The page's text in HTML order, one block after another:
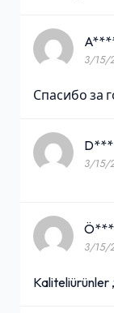
3/15/
Спасибо за
3/15/
3/15/
Kaliteliürünler